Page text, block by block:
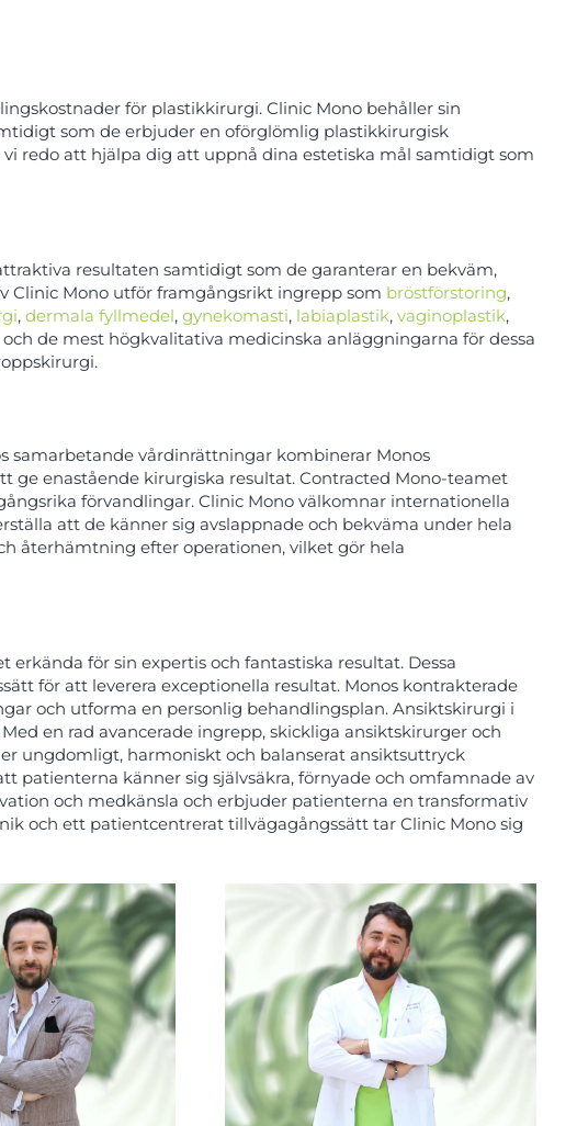
för plastikkirurgi. Clinic Mono behåller sin
som de erbjuder en oförglömlig plastikkirurgisk
redo att hjälpa dig att uppnå dina estetiska mål samtidigt som
resultaten samtidigt som de garanterar en bekväm,
Clinic Mono utför framgångsrikt ingrepp som bröstförstoring,
, dermala fyllmedel, gynekomasti, labiaplastik, vaginoplastik,
de mest högkvalitativa medicinska anläggningarna för dessa
samarbetande vårdinrättningar kombinerar Monos
ge enastående kirurgiska resultat. Contracted Mono-teamet
förvandlingar. Clinic Mono välkomnar internationella
att de känner sig avslappnade och bekväma under hela
återhämtning efter operationen, vilket gör hela
för sin expertis och fantastiska resultat. Dessa
för att leverera exceptionella resultat. Monos kontrakterade
och utforma en personlig behandlingsplan. Ansiktskirurgi i
en rad avancerade ingrepp, skickliga ansiktskirurger och
ungdomligt, harmoniskt och balanserat ansiktsuttryck
patienterna känner sig självsäkra, förnyade och omfamnade av
och medkänsla och erbjuder patienterna en transformativ
och ett patientcentrerat tillvägagångssätt tar Clinic Mono sig